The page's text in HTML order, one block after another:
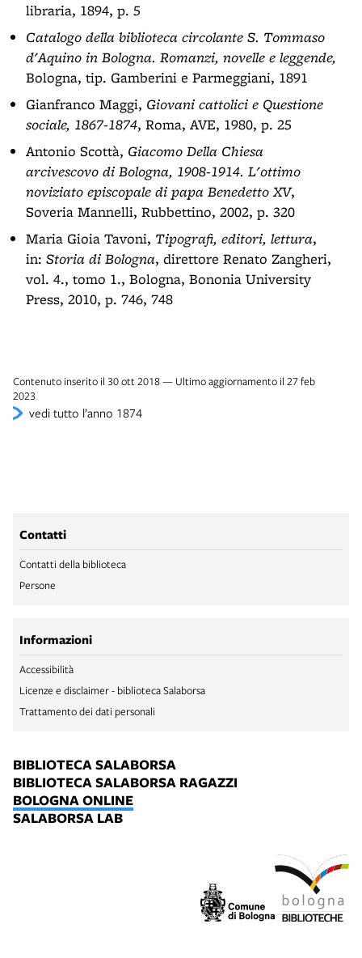
libraria, 1894, p. 5
Catalogo della biblioteca circolante S. Tommaso
d'Aquino in Bologna. Romanzi, novelle e leggende,
Bologna, tip. Gamberini e Parmeggiani, 1891
Gianfranco Maggi, Giovani cattolici e Questione
sociale, 1867-1874, Roma, AVE, 1980, p. 25
Antonio Scottà, Giacomo Della Chiesa
arcivescovo di Bologna, 1908-1914. L'ottimo
noviziato episcopale di papa Benedetto XV,
Soveria Mannelli, Rubbettino, 2002, p. 320
Maria Gioia Tavoni, Tipografi, editori, lettura,
in: Storia di Bologna, direttore Renato Zangheri,
vol. 4., tomo 1., Bologna, Bononia University
Press, 2010, p. 746, 748
Contenuto inserito il 30 ott 2018 — Ultimo aggiornamento il 27 feb
2023
vedi tutto l’anno 1874
Contatti
Contatti della biblioteca
Persone
Informazioni
Accessibilità
Licenze e disclaimer - biblioteca Salaborsa
Trattamento dei dati personali
BIBLIOTECA SALABORSA
BIBLIOTECA SALABORSA RAGAZZI
BOLOGNA ONLINE
SALABORSA LAB